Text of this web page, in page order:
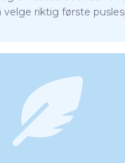
riktig første